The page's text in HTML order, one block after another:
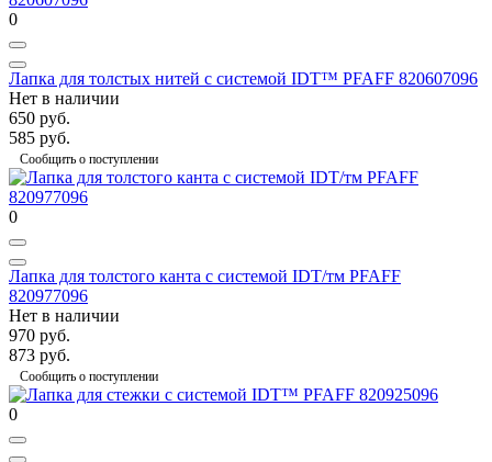
0
Лапка для толстых нитей с системой IDT™ PFAFF 820607096
Нет в наличии
650 руб.
585 руб.
Сообщить о поступлении
0
Лапка для толстого канта с системой IDT/тм PFAFF
820977096
Нет в наличии
970 руб.
873 руб.
Сообщить о поступлении
0